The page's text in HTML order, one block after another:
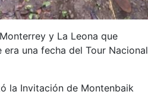
y La Leona que
una fecha del Tour Nacional
la Invitación de Montenbaik